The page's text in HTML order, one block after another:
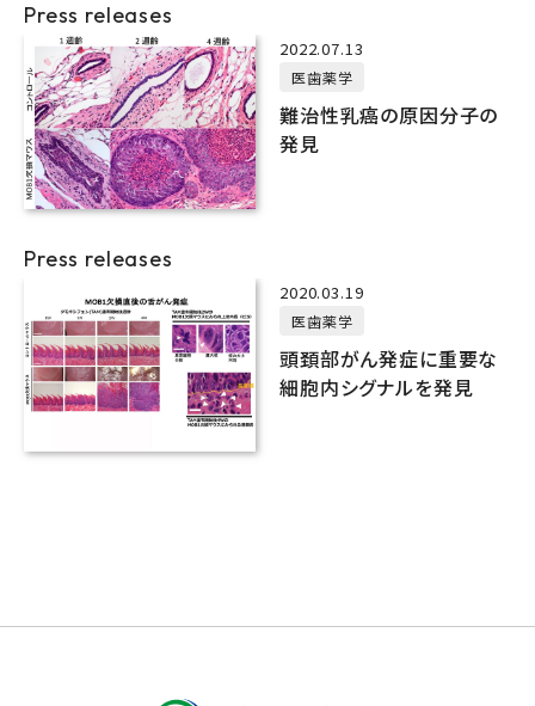
Press releases
2022.07.13
医歯薬学
難治性乳癌の原因分子の
発見
Press releases
2020.03.19
医歯薬学
頭頚部がん発症に重要な
細胞内シグナルを発見